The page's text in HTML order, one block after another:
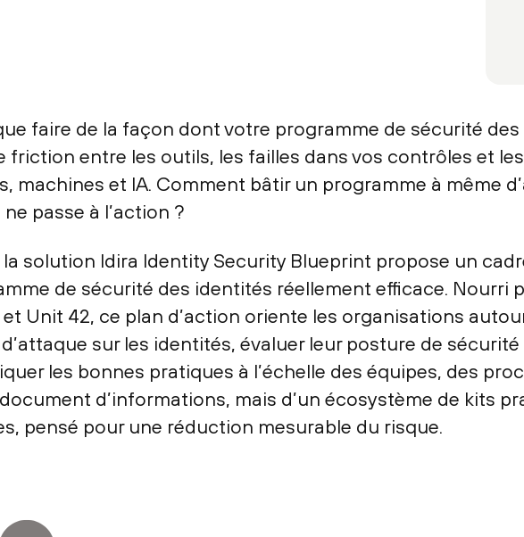
faire de la façon dont votre programme de sécurité
friction entre les outils, les failles dans vos contrôles et
machines et IA. Comment bâtir un programme à même
passe à l’action ?
solution Idira Identity Security Blueprint propose un
de sécurité des identités réellement efficace. Nourri
Unit 42, ce plan d’action oriente les organisations
sur les identités, évaluer leur posture de
les bonnes pratiques à l’échelle des équipes, des
d’informations, mais d’un écosystème de kits
pensé pour une réduction mesurable du risque.